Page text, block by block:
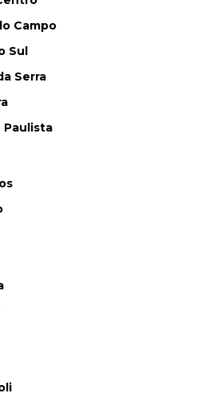
Campo
Sul
Serra
Paulista